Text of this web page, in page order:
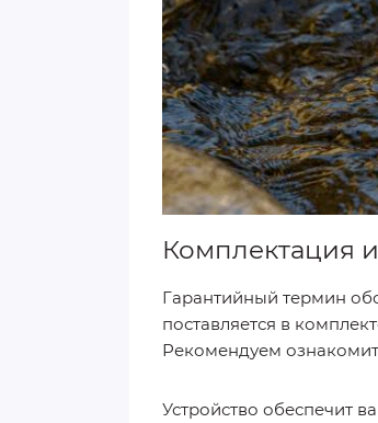
Комплектация
Гарантийный термин
поставляется в
Рекомендуем
Устройство обеспечит